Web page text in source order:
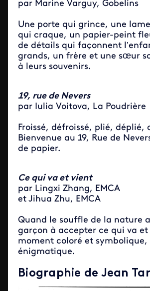
par Marine Varguy, Gobelins
Une porte qui grince, une
qui craque, un papier-peint
de détails qui façonnent
grands, un frère et une sœur
à leurs souvenirs.
19, rue de Nevers
par Iulia Voitova, La Poudrière
Froissé, défroissé, plié, déplié,
Bienvenue au 19, Rue de
de papier.
Ce qui va et vient
par Lingxi Zhang, EMCA
et Jihua Zhu, EMCA
Quand le souffle de la nature
garçon à accepter ce qui va et
moment coloré et
énigmatique.
Biographie de Jean